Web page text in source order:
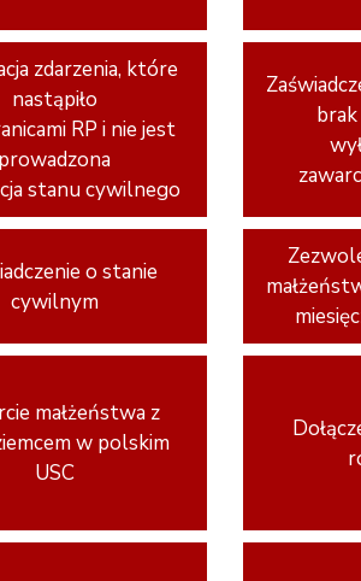
zdarzenia, które
nastąpiło
RP i nie jest
prowadzona
stanu cywilnego
o stanie
cywilnym
małżeństwa z
w polskim
USC